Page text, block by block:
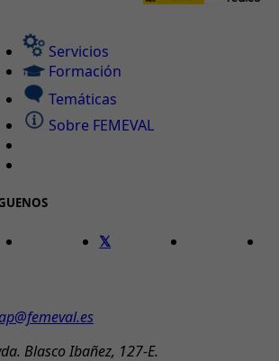
Servicios
Formación
Temáticas
Sobre FEMEVAL
Blasco Ibañez, 127-E.